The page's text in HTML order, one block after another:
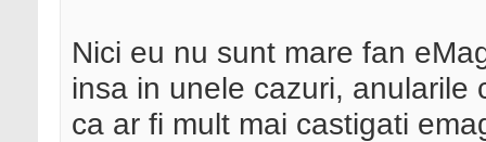
Nici eu nu sunt mare fan
insa in unele cazuri, anularile
ca ar fi mult mai castigati